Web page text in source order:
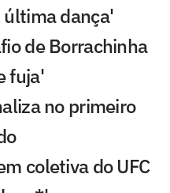
última dança'
de Borrachinha
fuja'
no primeiro
coletiva do UFC